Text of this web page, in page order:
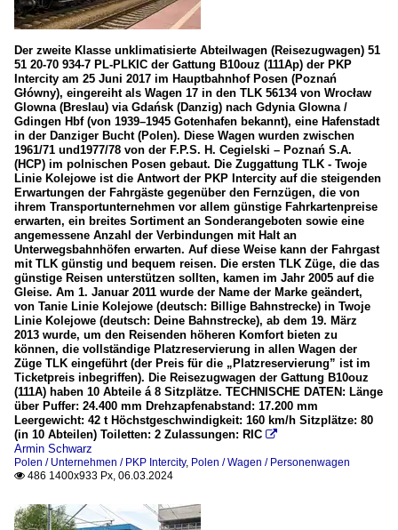
Der zweite Klasse unklimatisierte Abteilwagen (Reisezugwagen) 51
51 20-70 934-7 PL-PLKIC der Gattung B10ouz (111Ap) der PKP
Intercity am 25 Juni 2017 im Hauptbahnhof Posen (Poznań
Główny), eingereiht als Wagen 17 in den TLK 56134 von Wrocław
Glowna (Breslau) via Gdańsk (Danzig) nach Gdynia Glowna /
Gdingen Hbf (von 1939–1945 Gotenhafen bekannt), eine Hafenstadt
in der Danziger Bucht (Polen). Diese Wagen wurden zwischen
1961/71 und1977/78 von der F.P.S. H. Cegielski – Poznań S.A.
(HCP) im polnischen Posen gebaut. Die Zuggattung TLK - Twoje
Linie Kolejowe ist die Antwort der PKP Intercity auf die steigenden
Erwartungen der Fahrgäste gegenüber den Fernzügen, die von
ihrem Transportunternehmen vor allem günstige Fahrkartenpreise
erwarten, ein breites Sortiment an Sonderangeboten sowie eine
angemessene Anzahl der Verbindungen mit Halt an
Unterwegsbahnhöfen erwarten. Auf diese Weise kann der Fahrgast
mit TLK günstig und bequem reisen. Die ersten TLK Züge, die das
günstige Reisen unterstützen sollten, kamen im Jahr 2005 auf die
Gleise. Am 1. Januar 2011 wurde der Name der Marke geändert,
von Tanie Linie Kolejowe (deutsch: Billige Bahnstrecke) in Twoje
Linie Kolejowe (deutsch: Deine Bahnstrecke), ab dem 19. März
2013 wurde, um den Reisenden höheren Komfort bieten zu
können, die vollständige Platzreservierung in allen Wagen der
Züge TLK eingeführt (der Preis für die „Platzreservierung” ist im
Ticketpreis inbegriffen). Die Reisezugwagen der Gattung B10ouz
(111A) haben 10 Abteile á 8 Sitzplätze. TECHNISCHE DATEN: Länge
über Puffer: 24.400 mm Drehzapfenabstand: 17.200 mm
Leergewicht: 42 t Höchstgeschwindigkeit: 160 km/h Sitzplätze: 80
(in 10 Abteilen) Toiletten: 2 Zulassungen: RIC 
Armin Schwarz
Polen / Unternehmen / PKP Intercity, Polen / Wagen / Personenwagen
 486 1400x933 Px, 06.03.2024